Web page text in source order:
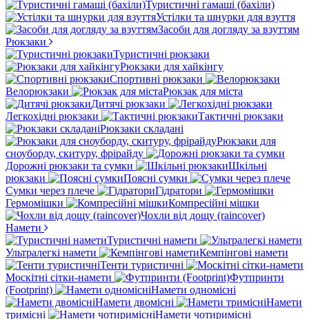
Туристичні гамаші (бахіли)
Устілки та шнурки для взуття
Засоби для догляду за взуттям
Рюкзаки
Туристичні рюкзаки
Рюкзаки для хайкінгу
Спортивні рюкзаки
Велорюкзаки
Рюкзак для міста
Дитячі рюкзаки
Легкохідні рюкзаки
Тактичні рюкзаки
Рюкзаки складані
Рюкзаки для
сноуборду, скитуру, фрірайду
Дорожні рюкзаки та сумки
Шкільні
рюкзаки
Поясні сумки
Сумки через плече
Гідратори
Гермомішки
Компресійні мішки
Чохли від дощу (raincover)
Намети
Туристичні намети
Ультралегкі намети
Кемпінгові намети
Тенти туристичні
Москітні сітки-намети
Футпринти
(Footprint)
Намети одномісні
Намети двомісні
Намети
тримісні
Намети чотиримісні